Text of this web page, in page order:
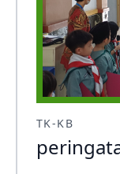
TK-KB